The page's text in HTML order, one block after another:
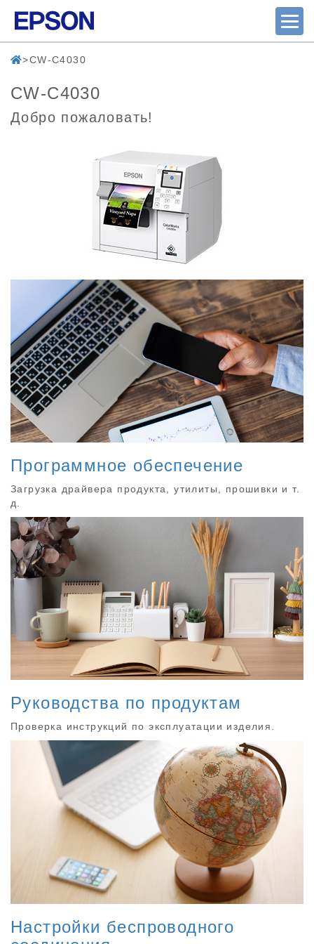
CW-C4030
CW-C4030
Добро пожаловать!
Программное обеспечение
Загрузка драйвера продукта, утилиты, прошивки и т.
д.
Руководства по продуктам
Проверка инструкций по эксплуатации изделия.
Настройки беспроводного